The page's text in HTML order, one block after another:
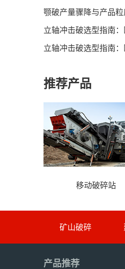
颚破产量骤降与产品
立轴冲击破选型指南
立轴冲击破选型指南
推荐产品
移动破碎站
矿山破碎
产品推荐